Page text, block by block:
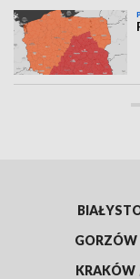
GORZÓW
KRAKÓW